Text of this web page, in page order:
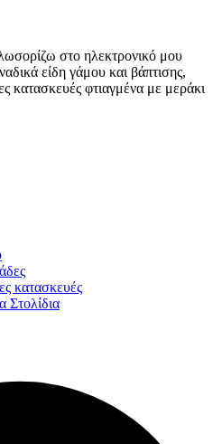
στο ηλεκτρονικό μου
είδη γάμου και βάπτισης,
κατασκευές φτιαγμένα με μεράκι
κατασκευές
Στολίδια